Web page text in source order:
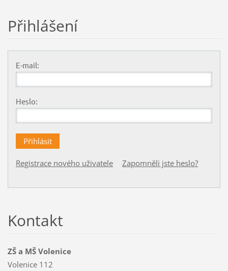
Přihlášení
E-mail:
Heslo:
Registrace nového uživatele Zapomněli jste heslo?
Kontakt
ZŠ a MŠ Volenice
Volenice 112